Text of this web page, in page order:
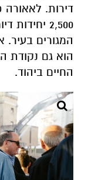
דירות. לאאורה
2,500
המגורים בעיר.
הוא גם נקודת
החיים ביהוד.